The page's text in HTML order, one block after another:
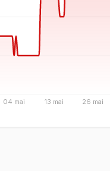
04 mai 13 mai 26 mai